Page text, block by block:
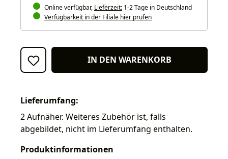
Online verfügbar, Lieferzeit: 1-2 Tage in Deutschland
Verfügbarkeit in der Filiale hier prüfen
IN DEN WARENKORB
Lieferumfang:
2 Aufnäher. Weiteres Zubehör ist, falls
abgebildet, nicht im Lieferumfang enthalten.
Produktinformationen